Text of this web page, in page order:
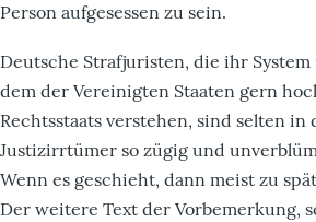
Person aufgesessen zu sein.
Deutsche Strafjuristen, die ihr
dem der Vereinigten Staaten gern
Rechtsstaats verstehen, sind selten in
Justizirrtümer so zügig und
Wenn es geschieht, dann meist zu
Der weitere Text der Vorbemerkung,